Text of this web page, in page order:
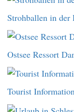
Strohballen in der
Ostsee Ressort
Tourist